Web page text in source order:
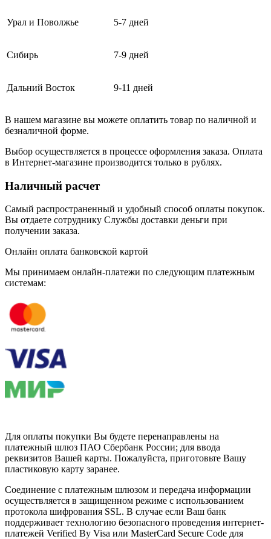
Урал и Поволжье 5-7 дней
Сибирь 7-9 дней
Дальний Восток 9-11 дней
В нашем магазине вы можете оплатить товар по наличной и
безналичной форме.
Выбор осуществляется в процессе оформления заказа. Оплата
в Интернет-магазине производится только в рублях.
Наличный расчет
Самый распространенный и удобный способ оплаты покупок.
Вы отдаете сотруднику Службы доставки деньги при
получении заказа.
Онлайн оплата банковской картой
Мы принимаем онлайн-платежи по cледующим платежным
системам:
Для оплаты покупки Вы будете перенаправлены на
платежный шлюз ПАО Сбербанк России; для ввода
реквизитов Вашей карты. Пожалуйста, приготовьте Вашу
пластиковую карту заранее.
Соединение с платежным шлюзом и передача информации
осуществляется в защищенном режиме с использованием
протокола шифрования SSL. В случае если Ваш банк
поддерживает технологию безопасного проведения интернет-
платежей Verified By Visa или MasterCard Secure Code для